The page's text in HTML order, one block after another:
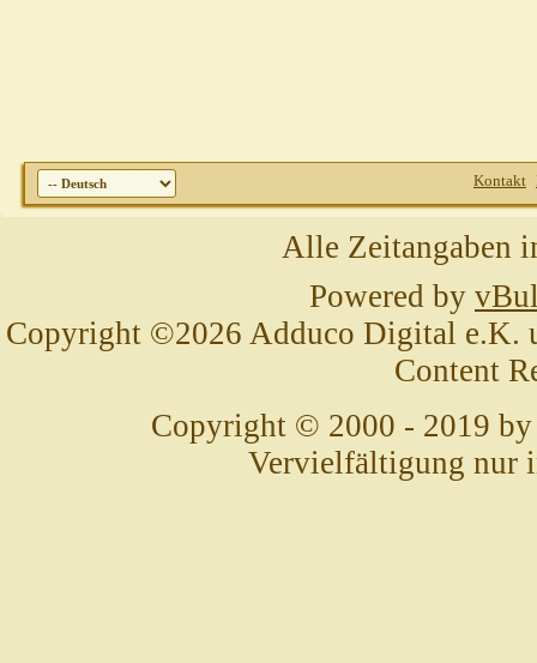
Kontakt
Alle Zeitangaben
Powered by
Copyright ©2026 Adduco Digital e.K.
Content
Copyright © 2000 - 2019
Vervielfältigung nur